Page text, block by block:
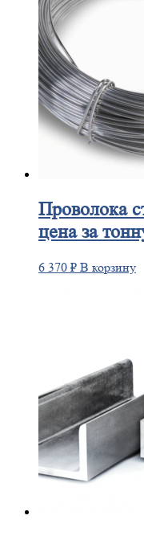
Проволока
цена за
6 370 ₽ В корзину